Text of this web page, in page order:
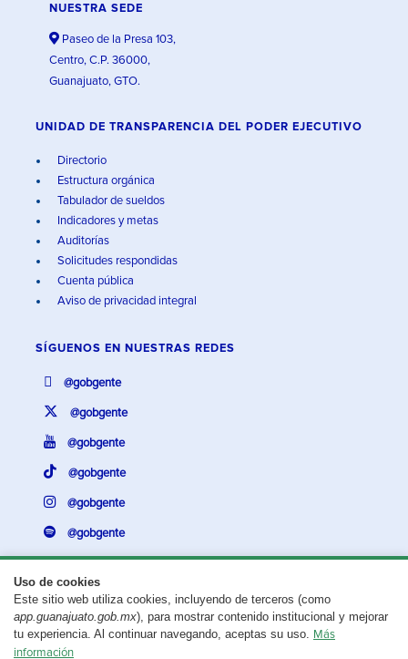
Uso de cookies
Este sitio web utiliza cookies, incluyendo de terceros (como
app.guanajuato.gob.mx), para mostrar contenido institucional y mejorar
tu experiencia. Al continuar navegando, aceptas su uso. Más
información
NUESTRA SEDE
Paseo de la Presa 103,
Centro, C.P. 36000,
Guanajuato, GTO.
UNIDAD DE TRANSPARENCIA DEL PODER EJECUTIVO
Directorio
Estructura orgánica
Tabulador de sueldos
Indicadores y metas
Auditorías
Solicitudes respondidas
Cuenta pública
Aviso de privacidad integral
SÍGUENOS EN NUESTRAS REDES
@gobgente
@gobgente
@gobgente
@gobgente
@gobgente
@gobgente
¿Existe algún problema con esta página?Repórtalo aquí.
Aviso legal